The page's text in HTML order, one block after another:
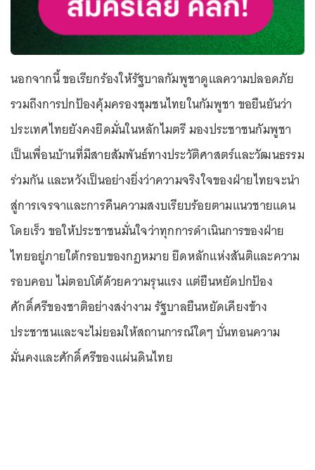
นอกจากนี้ ขอเรียกร้องให้รัฐบาลกัมพูชาดูแลความปลอดภัย
รวมถึงการปกป้องคุ้มครองชุมชนไทยในกัมพูชา ขอยืนยันว่า
ประเทศไทยยังคงยึดมั่นในหลักไมตรี มองประชาชนกัมพูชา
เป็นเพื่อนบ้านที่มีสายสัมพันธ์ทางประวัติศาสตร์และวัฒนธรรม
ร่วมกัน และหวังเป็นอย่างยิ่งว่าความจริงใจของฝ่ายไทยจะนำ
สู่การเจรจาและการคืนความสงบเรียบร้อยตามแนวชายแดน
โดยเร็ว ขอให้ประชาชนมั่นใจว่าทุกการดำเนินการของฝ่าย
ไทยอยู่ภายใต้กรอบของกฎหมาย ยึดหลักแห่งสันติและความ
รอบคอบ ไม่ตอบโต้ด้วยความรุนแรง แต่ยืนหยัดปกป้อง
ศักดิ์ศรีของชาติอย่างสง่างาม รัฐบาลยืนหยัดเคียงข้าง
ประชาชนและจะไม่ยอมให้สถานการณ์ใดๆ บั่นทอนความ
มั่นคงและศักดิ์ศรีของแผ่นดินไทย